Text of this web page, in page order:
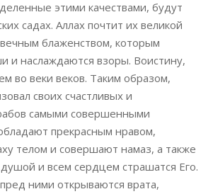
этими качествами, будут
садах. Аллах почтит их великой
блаженством, которым
и наслаждаются взоры. Воистину,
во веки веков. Таким образом,
своих счастливых и
самыми совершенными
прекрасным нравом,
телом и совершают намаз, а также
и всем сердцем страшатся Его.
ними открываются врата,